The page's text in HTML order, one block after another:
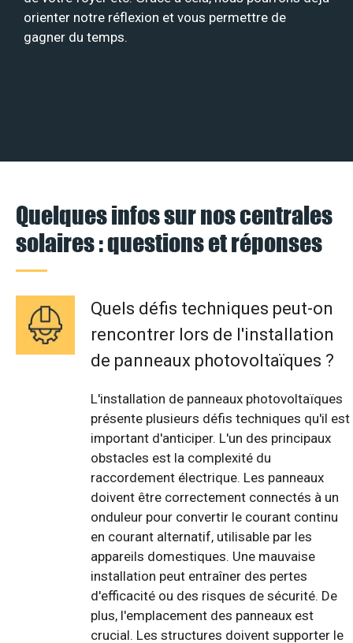
orienter notre réflexion et vous permettre de
gagner du temps.
Quelques infos sur nos centrales
solaires : questions et réponses
Quels défis techniques peut-on
rencontrer lors de l'installation
de panneaux photovoltaïques ?
L'installation de panneaux photovoltaïques
présente plusieurs défis techniques qu'il est
important d'anticiper. L'un des principaux
obstacles est la complexité du
raccordement électrique. Les panneaux
doivent être correctement connectés à un
onduleur pour convertir le courant continu
en courant alternatif, utilisable par les
appareils domestiques. Une mauvaise
installation peut entraîner des pertes
d'efficacité ou des risques de sécurité. De
plus, l'emplacement des panneaux est
crucial. Les structures doivent supporter le